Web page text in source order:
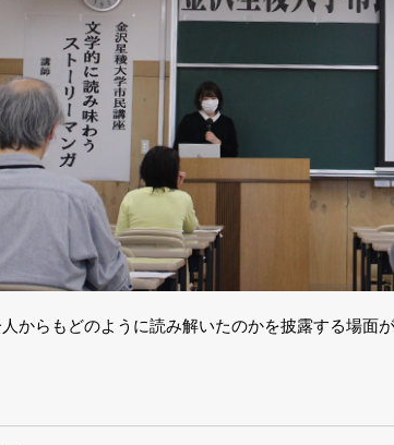
からもどのように読み解いたのかを披露する場面